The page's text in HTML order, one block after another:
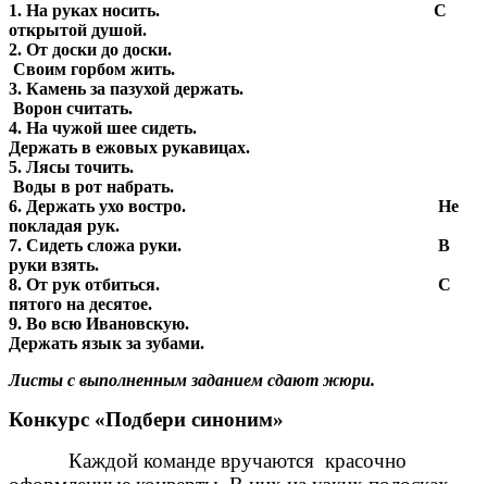
1. На руках носить. С
открытой душой.
2. От доски до доски.
Своим горбом жить.
3. Камень за пазухой держать.
Ворон считать.
4. На чужой шее сидеть.
Держать в ежовых рукавицах.
5. Лясы точить.
Воды в рот набрать.
6. Держать ухо востро. Не
покладая рук.
7. Сидеть сложа руки. В
руки взять.
8. От рук отбиться. С
пятого на десятое.
9. Во всю Ивановскую.
Держать язык за зубами.
Листы с выполненным заданием сдают жюри.
Конкурс «Подбери синоним»
Каждой команде вручаются красочно